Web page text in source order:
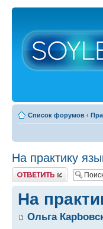
Список форумов ‹
На практику
Ответить
На
Ольга